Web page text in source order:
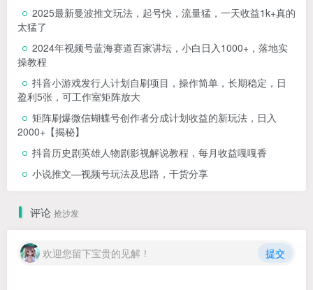
2025最新曼波推文玩法，起号快，流量猛，一天收益1k+真的
太猛了
2024年视频号蓝海赛道百家讲坛，小白日入1000+，落地实
操教程
抖音小游戏发行人计划自刷项目，操作简单，长期稳定，日
盈利5张，可工作室矩阵放大
矩阵刷爆微信蝴蝶号创作者分成计划收益的新玩法，日入
2000+【揭秘】
抖音历史剧英雄人物剧影视解说教程，每月收益嘎嘎香
小说推文—视频号玩法及思路，干货分享
评论 抢沙发
欢迎您留下宝贵的见解！ 提交